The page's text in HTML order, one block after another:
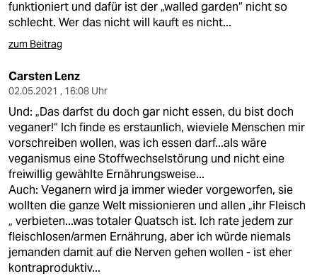
funktioniert und dafür ist der „walled garden“ nicht so
schlecht. Wer das nicht will kauft es nicht...
zum Beitrag
Carsten Lenz
02.05.2021 , 16:08 Uhr
Und: „Das darfst du doch gar nicht essen, du bist doch
veganer!“ Ich finde es erstaunlich, wieviele Menschen mir
vorschreiben wollen, was ich essen darf...als wäre
veganismus eine Stoffwechselstörung und nicht eine
freiwillig gewählte Ernährungsweise...
Auch: Veganern wird ja immer wieder vorgeworfen, sie
wollten die ganze Welt missionieren und allen „ihr Fleisch
„ verbieten...was totaler Quatsch ist. Ich rate jedem zur
fleischlosen/armen Ernährung, aber ich würde niemals
jemanden damit auf die Nerven gehen wollen - ist eher
kontraproduktiv...